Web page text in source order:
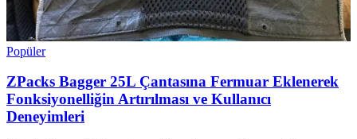
Popüler
ZPacks Bagger 25L Çantasına Fermuar Eklenerek
Fonksiyonelliğin Artırılması ve Kullanıcı
Deneyimleri